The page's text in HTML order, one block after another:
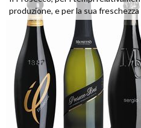
produzione, e per la sua freschezza